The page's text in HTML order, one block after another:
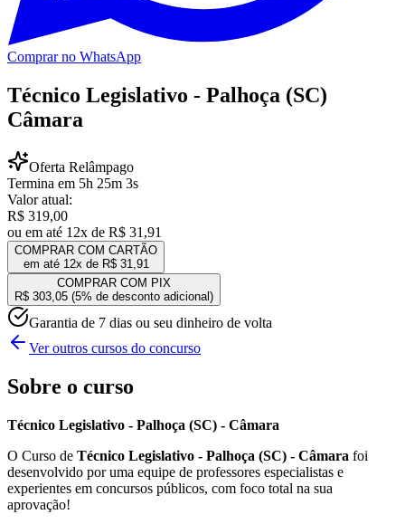
Comprar no WhatsApp
Técnico Legislativo - Palhoça (SC)
Câmara
Oferta Relâmpago
Termina em 5h 25m 3s
Valor atual:
R$ 319,00
ou em até 12x de R$ 31,91
COMPRAR COM CARTÃO
em até 12x de R$ 31,91
COMPRAR COM PIX
R$ 303,05 (5% de desconto adicional)
Garantia de 7 dias ou seu dinheiro de volta
Ver outros cursos do concurso
Sobre o curso
Técnico Legislativo - Palhoça (SC) - Câmara
O Curso de Técnico Legislativo - Palhoça (SC) - Câmara foi
desenvolvido por uma equipe de professores especialistas e
experientes em concursos públicos, com foco total na sua
aprovação!